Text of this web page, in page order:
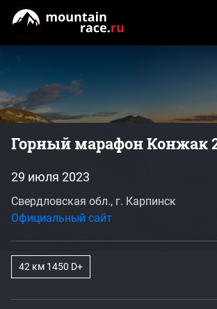
Горный марафон Конжак
29 июля 2023
Свердловская обл., г. Карпинск
Официальный сайт
42 км 1450 D+